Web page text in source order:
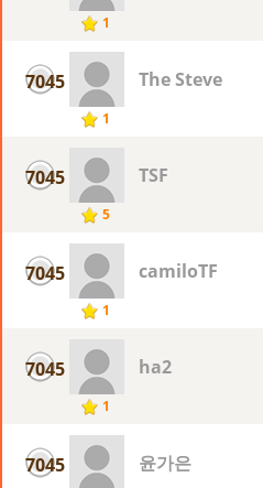
1
7045
1
The Steve
7045
5
TSF
7045
1
camiloTF
7045
1
ha2
7045 윤가은